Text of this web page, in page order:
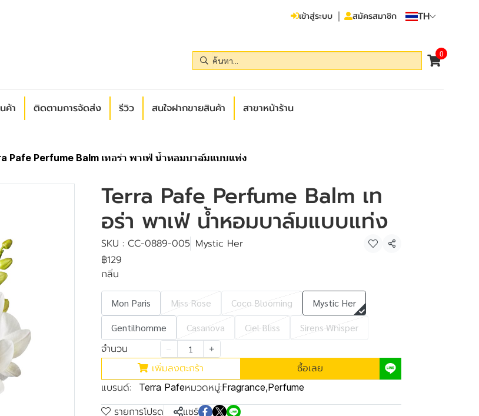
เข้าสู่ระบบ สมัครสมาชิก TH
0
ค้า ติดตามการจัดส่ง รีวิว สนใจฝากขายสินค้า สาขาหน้าร้าน
Pafe Perfume Balm เทอร่า พาเฟ่ น้ำหอมบาล์มแบบแท่ง
Terra Pafe Perfume Balm เท
อร่า พาเฟ่ น้ำหอมบาล์มแบบแท่ง
SKU : CC-0889-005 Mystic Her
แชร์
฿129
กลิ่น
Mon Paris Miss Rose Coco Blooming
Mystic Her
Gentilhomme
Casanova Ciel Bliss Sirens Whisper
จำนวน
เพิ่มลงตะกร้า
ซื้อเลย
แบรนด์:
Terra Pafeหมวดหมู่:Fragrance,Perfume
รายการโปรด แชร์